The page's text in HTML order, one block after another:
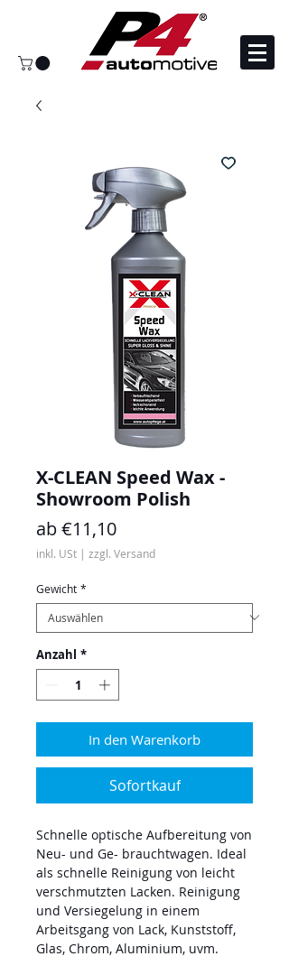
X-CLEAN Speed Wax -
Showroom Polish
ab€11,10Sale-
Preis
inkl. USt | zzgl. Versand
Gewicht *
Anzahl *
In den Warenkorb
Sofortkauf
Schnelle optische Aufbereitung von
Neu- und Ge- brauchtwagen. Ideal
als schnelle Reinigung von leicht
verschmutzten Lacken. Reinigung
und Versiegelung in einem
Arbeitsgang von Lack, Kunststoff,
Glas, Chrom, Aluminium, uvm.